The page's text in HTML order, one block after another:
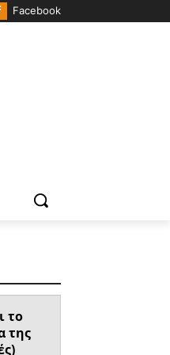
Facebook
το
της